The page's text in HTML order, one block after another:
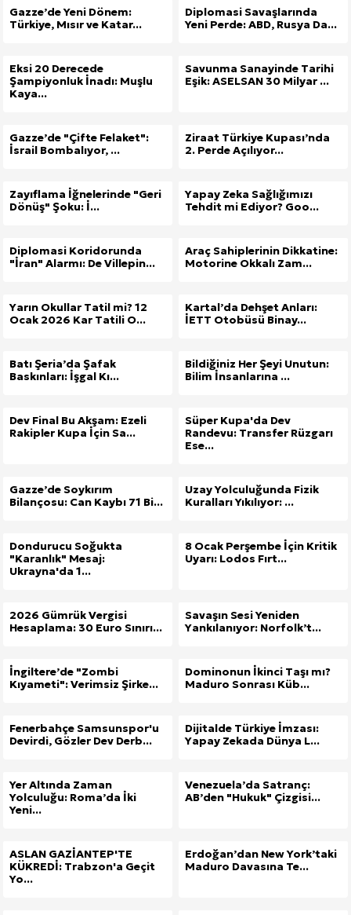
Gazze’de Yeni Dönem:
Türkiye, Mısır ve Katar...
Diplomasi Savaşlarında
Yeni Perde: ABD, Rusya Da...
Eksi 20 Derecede
Şampiyonluk İnadı: Muşlu
Kaya...
Savunma Sanayinde Tarihi
Eşik: ASELSAN 30 Milyar ...
Gazze’de "Çifte Felaket":
İsrail Bombalıyor, ...
Ziraat Türkiye Kupası’nda
2. Perde Açılıyor...
Zayıflama İğnelerinde "Geri
Dönüş" Şoku: İ...
Yapay Zeka Sağlığımızı
Tehdit mi Ediyor? Goo...
Diplomasi Koridorunda
"İran" Alarmı: De Villepin...
Araç Sahiplerinin Dikkatine:
Motorine Okkalı Zam...
Yarın Okullar Tatil mi? 12
Ocak 2026 Kar Tatili O...
Kartal’da Dehşet Anları:
İETT Otobüsü Binay...
Batı Şeria’da Şafak
Baskınları: İşgal Kı...
Bildiğiniz Her Şeyi Unutun:
Bilim İnsanlarına ...
Dev Final Bu Akşam: Ezeli
Rakipler Kupa İçin Sa...
Süper Kupa'da Dev
Randevu: Transfer Rüzgarı
Ese...
Gazze’de Soykırım
Bilançosu: Can Kaybı 71 Bi...
Uzay Yolculuğunda Fizik
Kuralları Yıkılıyor: ...
Dondurucu Soğukta
"Karanlık" Mesaj:
Ukrayna'da 1...
8 Ocak Perşembe İçin Kritik
Uyarı: Lodos Fırt...
2026 Gümrük Vergisi
Hesaplama: 30 Euro Sınırı...
Savaşın Sesi Yeniden
Yankılanıyor: Norfolk’t...
İngiltere’de "Zombi
Kıyameti": Verimsiz Şirke...
Dominonun İkinci Taşı mı?
Maduro Sonrası Küb...
Fenerbahçe Samsunspor'u
Devirdi, Gözler Dev Derb...
Dijitalde Türkiye İmzası:
Yapay Zekada Dünya L...
Yer Altında Zaman
Yolculuğu: Roma’da İki
Yeni...
Venezuela’da Satranç:
AB’den "Hukuk" Çizgisi...
ASLAN GAZİANTEP'TE
KÜKREDİ: Trabzon'a Geçit
Yo...
Erdoğan’dan New York’taki
Maduro Davasına Te...
Kuzu Fileto Seçimi ve Pişirme Önerileri: Yumuşak
Dar Tavanlı Alanlar İçin Oval Hava Kanalı Avantajları